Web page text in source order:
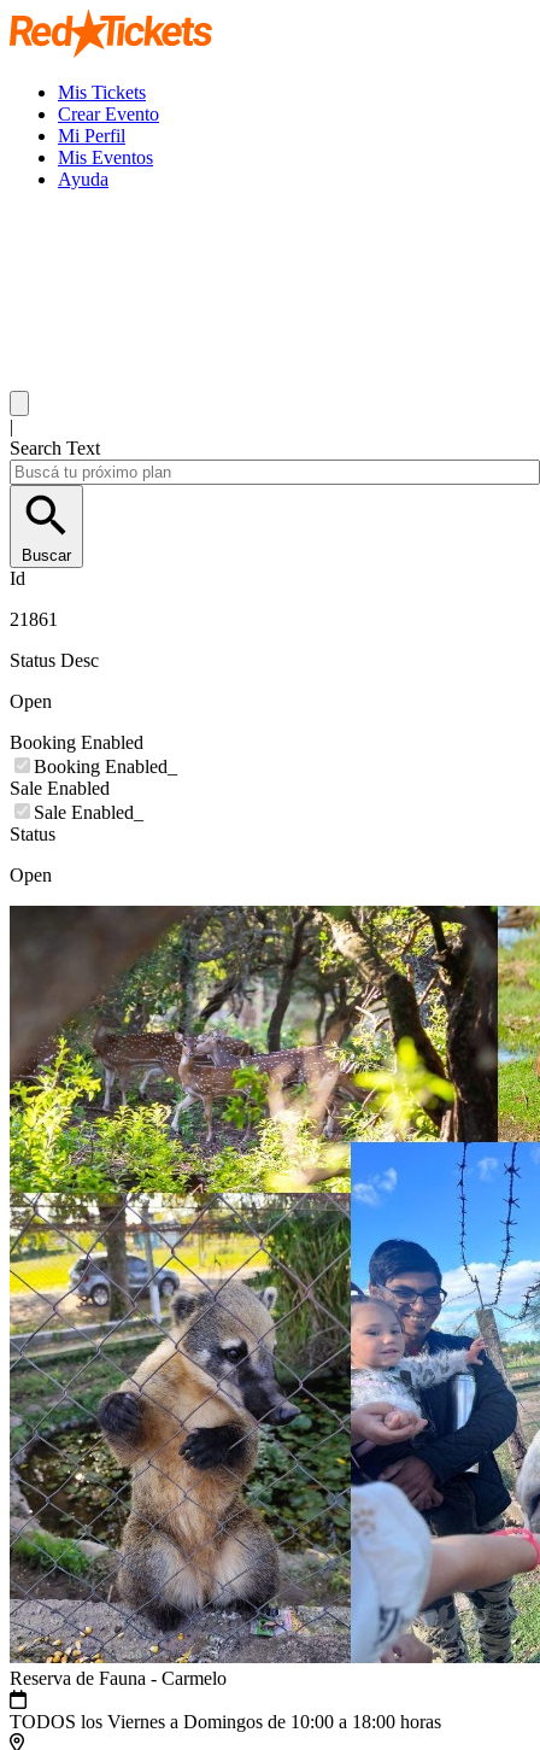
Mis Tickets
Crear Evento
Mi Perfil
Mis Eventos
Ayuda
|
Search Text
Buscar
Id
21861
Status Desc
Open
Booking Enabled
Booking Enabled_
Sale Enabled
Sale Enabled_
Status
Open
Reserva de Fauna - Carmelo
TODOS los Viernes a Domingos de 10:00 a 18:00 horas